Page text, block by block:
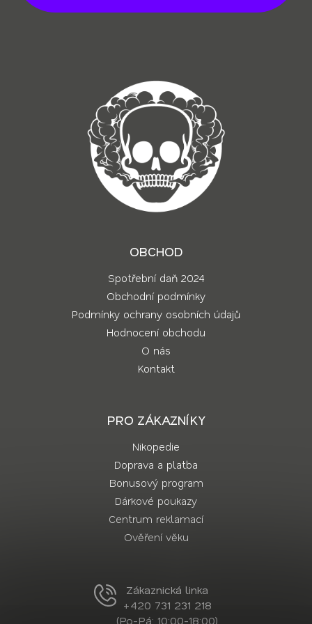
OBCHOD
Spotřební daň 2024
Obchodní podmínky
Podmínky ochrany osobních údajů
Hodnocení obchodu
O nás
Kontakt
PRO ZÁKAZNÍKY
Nikopedie
Doprava a platba
Bonusový program
Dárkové poukazy
Centrum reklamací
Ověření věku
Zákaznická linka
+420 731 231 218
(Po-Pá: 10:00-18:00)